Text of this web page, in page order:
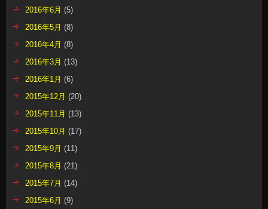
2016年6月 (5)
2016年5月 (8)
2016年4月 (8)
2016年3月 (13)
2016年1月 (6)
2015年12月 (20)
2015年11月 (13)
2015年10月 (17)
2015年9月 (11)
2015年8月 (21)
2015年7月 (14)
2015年6月 (9)